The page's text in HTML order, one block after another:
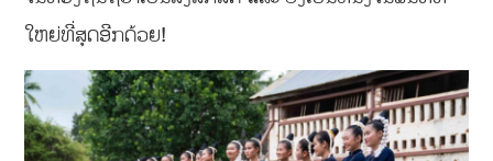
ໃຫຍ່ທີ່ສຸດອີກດ້ວຍ!